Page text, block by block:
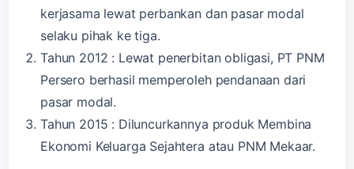
kerjasama lewat perbankan dan pasar modal
selaku pihak ke tiga.
Tahun 2012 : Lewat penerbitan obligasi, PT PNM
Persero berhasil memperoleh pendanaan dari
pasar modal.
Tahun 2015 : Diluncurkannya produk Membina
Ekonomi Keluarga Sejahtera atau PNM Mekaar.